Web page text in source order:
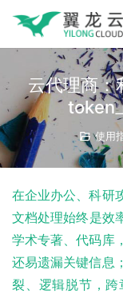
云代理商
token
使用
在企业办公、科研
文档处理始终是效
学术专著、代码库
还易遗漏关键信息
裂、逻辑脱节，